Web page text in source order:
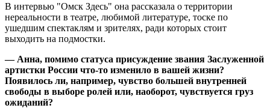
В интервью "Омск Здесь" она рассказала о территории
нереальности в театре, любимой литературе, тоске по
ушедшим спектаклям и зрителях, ради которых стоит
выходить на подмостки.
— Анна, помимо статуса присуждение звания Заслуженной
артистки России что-то изменило в вашей жизни?
Появилось ли, например, чувство большей внутренней
свободы в выборе ролей или, наоборот, чувствуется груз
ожиданий?